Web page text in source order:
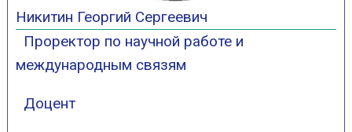
Никитин Георгий Сергеевич
Проректор по научной работе и
международным связям
Доцент